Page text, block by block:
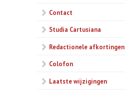
Contact
Studia Cartusiana
Redactionele afkortingen
Colofon
Laatste wijzigingen